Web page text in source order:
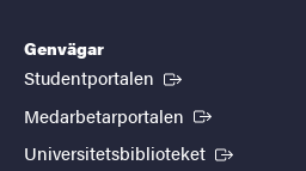
Genvägar
Studentportalen (Extern länk)
Medarbetarportalen (Extern länk)
Universitetsbiblioteket (Extern länk)